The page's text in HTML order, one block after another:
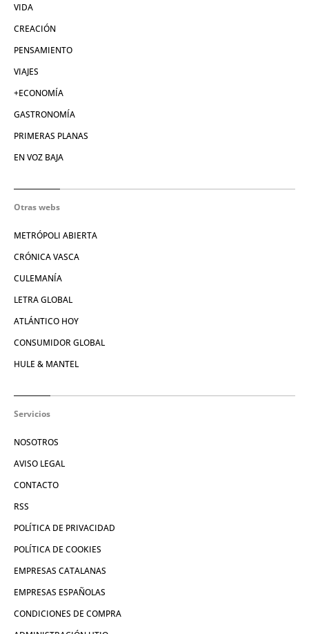
VIDA
CREACIÓN
PENSAMIENTO
VIAJES
+ECONOMÍA
GASTRONOMÍA
PRIMERAS PLANAS
EN VOZ BAJA
Otras webs
METRÓPOLI ABIERTA
CRÓNICA VASCA
CULEMANÍA
LETRA GLOBAL
ATLÁNTICO HOY
CONSUMIDOR GLOBAL
HULE & MANTEL
Servicios
NOSOTROS
AVISO LEGAL
CONTACTO
RSS
POLÍTICA DE PRIVACIDAD
POLÍTICA DE COOKIES
EMPRESAS CATALANAS
EMPRESAS ESPAÑOLAS
CONDICIONES DE COMPRA